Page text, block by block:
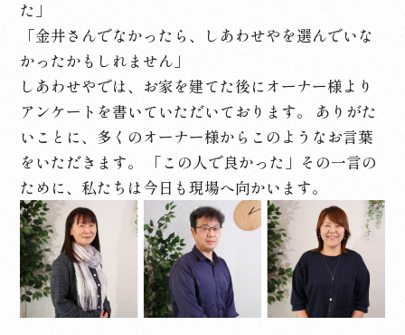
た」
「金井さんでなかったら、しあわせやを選んでいな
かったかもしれません」
しあわせやでは、お家を建てた後にオーナー様より
アンケートを書いていただいております。
ありがた
いことに、多くのオーナー様からこのようなお言葉
をいただきます。
「この人で良かった」その一言の
ために、私たちは今日も現場へ向かいます。